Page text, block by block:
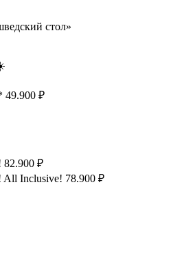
стол»
49.900 ₽
82.900 ₽
All Inclusive! 78.900 ₽